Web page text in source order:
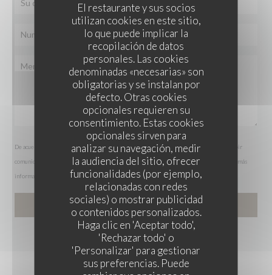
El restaurante y sus socios
utilizan cookies en este sitio,
lo que puede implicar la
recopilación de datos
personales. Las cookies
denominadas «necesarias» son
obligatorias y se instalan por
defecto. Otras cookies
opcionales requieren su
consentimiento. Estas cookies
opcionales sirven para
analizar su navegación, medir
la audiencia del sitio, ofrecer
funcionalidades (por ejemplo,
relacionadas con redes
sociales) o mostrar publicidad
o contenidos personalizados.
Haga clic en 'Aceptar todo',
'Rechazar todo' o
'Personalizar' para gestionar
sus preferencias. Puede
De acuerdo con la normativa de protección de datos, puede ejercer su derecho a no recibir
comunicaciones comerciales inscribiéndose en la Lista Robinson:listarobinson.es
. Para más
información sobre el tratamiento de sus datos, consulte nuestrapolítica de privacidad
LA TABLE DU PAVAIL